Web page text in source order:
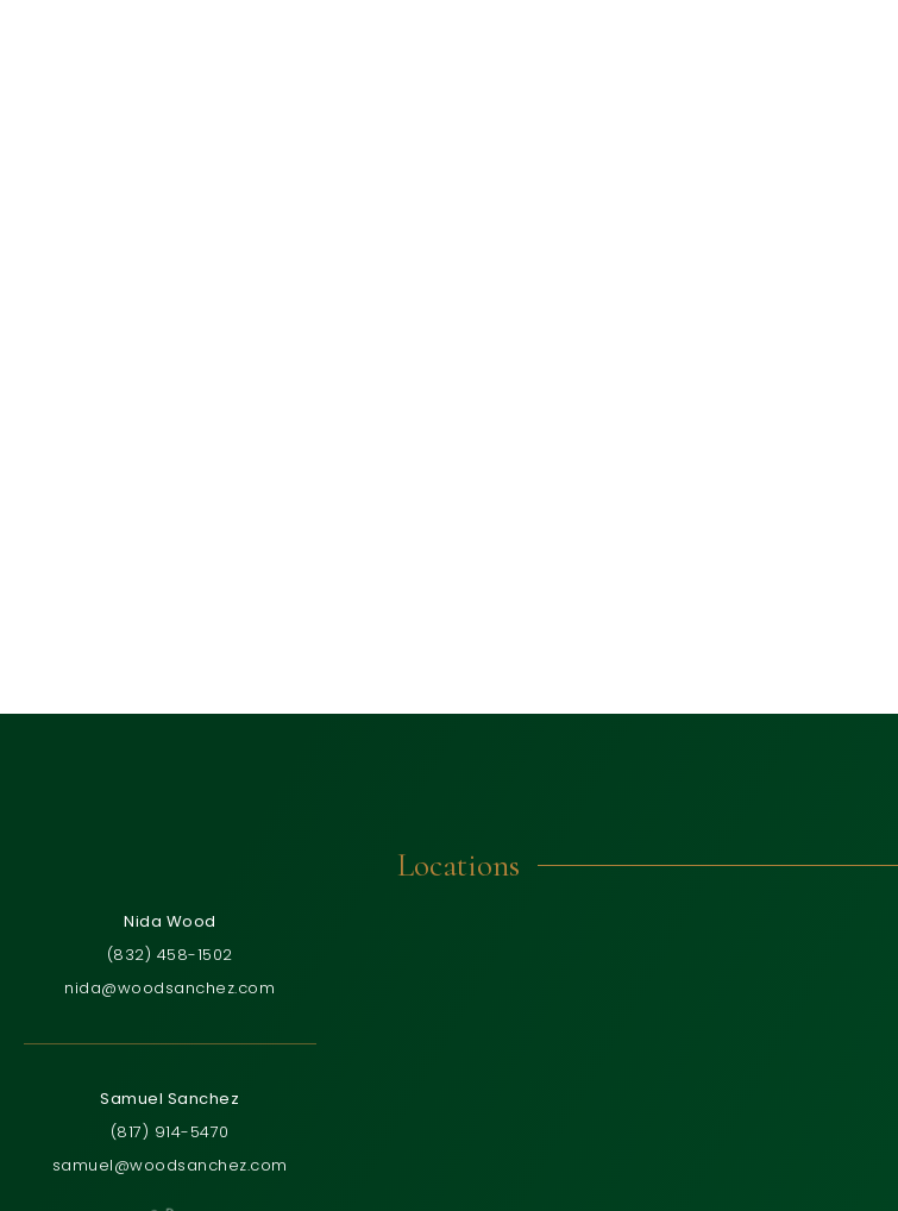
Nida Wood
(832) 458-1502
nida@woodsanchez.com
Samuel Sanchez
(817) 914-5470
samuel@woodsanchez.com
Locations